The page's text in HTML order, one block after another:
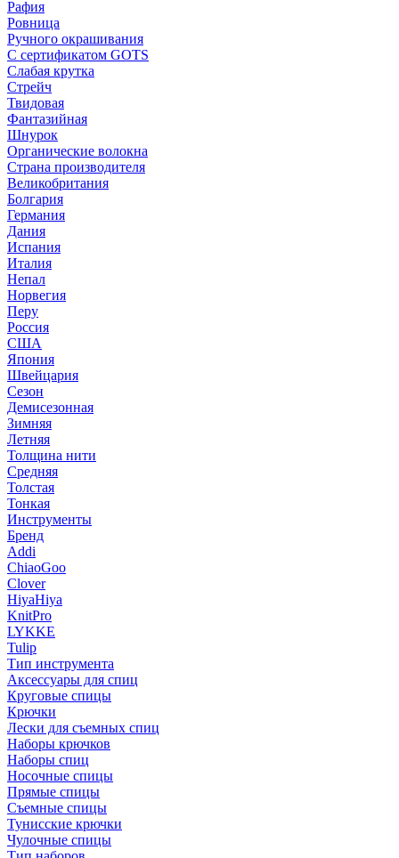
Рафия
Ровница
Ручного окрашивания
С сертификатом GOTS
Слабая крутка
Стрейч
Твидовая
Фантазийная
Шнурок
Органические волокна
Страна производителя
Великобритания
Болгария
Германия
Дания
Испания
Италия
Непал
Норвегия
Перу
Россия
США
Япония
Швейцария
Сезон
Демисезонная
Зимняя
Летняя
Толщина нити
Средняя
Толстая
Тонкая
Инструменты
Бренд
Addi
ChiaoGoo
Clover
HiyaHiya
KnitPro
LYKKE
Tulip
Тип инструмента
Аксессуары для спиц
Круговые спицы
Крючки
Лески для съемных спиц
Наборы крючков
Наборы спиц
Носочные спицы
Прямые спицы
Съемные спицы
Тунисские крючки
Чулочные спицы